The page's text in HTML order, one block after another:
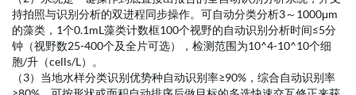
测定0.1mL计数框-显微镜计数法》和HJ 1215-2021《水质 浮游植物
的测定 滤膜-显微镜计数法》的要求。水样经前处理而置于藻类计数
框后，一键化自动完成藻类识别与分类计数分析全过程（自动移动
视野对焦扫描拍照、自动分类识别计数、自动生成统计报表）。
（2）模仿人工显微镜检测藻类的过程，可按全片计数法、对角线计
数法、行格计数法、随机视野计数法等5种计数方式进行成像计数。